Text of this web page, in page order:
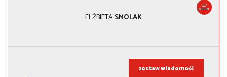
47
OFERT
ELŻBIETASMOLAK
zostaw wiadomość